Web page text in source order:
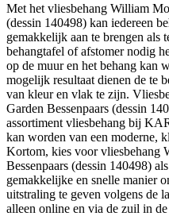
Met het vliesbehang William
(dessin 140498) kan iedereen
gemakkelijk aan te brengen als
behangtafel of afstomer nodig
op de muur en het behang kan
mogelijk resultaat dienen de te
van kleur en vlak te zijn.
Garden Bessenpaars (dessin
assortiment vliesbehang bij
kan worden van een moderne,
Kortom, kies voor vliesbehang
Bessenpaars (dessin 140498)
gemakkelijke en snelle manier
uitstraling te geven volgens de
alleen online en via de zuil in